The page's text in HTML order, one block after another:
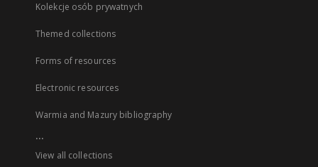
Kolekcje osób prywatnych
Themed collections
Forms of resources
Electronic resources
Warmia and Mazury bibliography
...
View all collections